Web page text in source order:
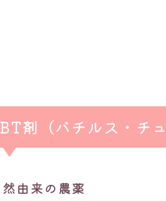
BT剤（バチルス・チ
然由来の農薬